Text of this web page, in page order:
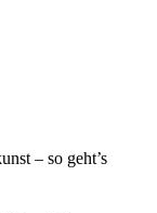
– so geht’s